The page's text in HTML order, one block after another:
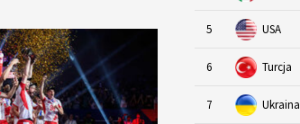
5 USA
6 Turcja
7 Ukraina